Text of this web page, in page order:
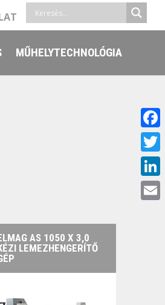
MŰHELYTECHNOLÓGIA
AS 1050 X 3,0
LEMEZHENGERÍTŐ